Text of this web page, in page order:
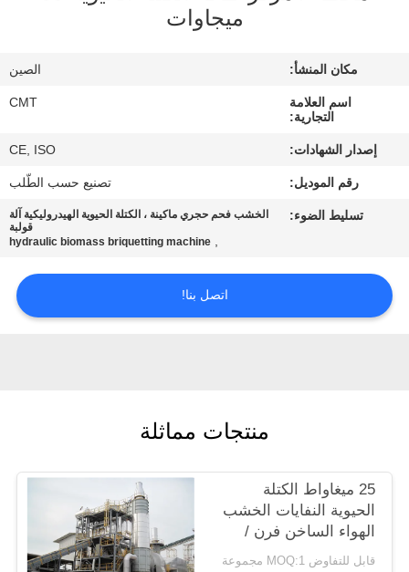
الجودة
اتصل
مدونات
اطلب
اقتباس
PRIVACY
POLICY
ميجاوات
مكان المنشأ: الصين
اسم العلامة
التجارية:
CMT
إصدار الشهادات: CE, ISO
رقم الموديل: تصنيع حسب الطّلب
تسليط الضوء:
الخشب فحم حجري ماكينة ، الكتلة الحيوية الهيدروليكية آلة
قولبة
,
hydraulic biomass briquetting machine
اتصل بنا!
منتجات مماثلة
25 ميغاواط الكتلة
الحيوية النفايات الخشب
الهواء الساخن فرن /
النفايات المرجل الحرارة
قابل للتفاوض MOQ:1 مجموعة